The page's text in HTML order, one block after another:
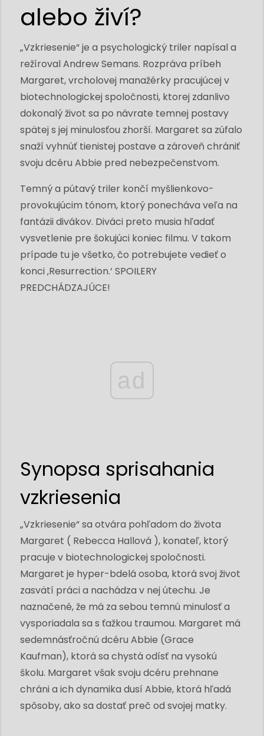
alebo živí?
„Vzkriesenie“ je a psychologický triler napísal a
režíroval Andrew Semans. Rozpráva príbeh
Margaret, vrcholovej manažérky pracujúcej v
biotechnologickej spoločnosti, ktorej zdanlivo
dokonalý život sa po návrate temnej postavy
spätej s jej minulosťou zhorší. Margaret sa zúfalo
snaží vyhnúť tienistej postave a zároveň chrániť
svoju dcéru Abbie pred nebezpečenstvom.
Temný a pútavý triler končí myšlienkovo-
provokujúcim tónom, ktorý ponecháva veľa na
fantázii divákov. Diváci preto musia hľadať
vysvetlenie pre šokujúci koniec filmu. V takom
prípade tu je všetko, čo potrebujete vedieť o
konci ‚Resurrection.‘ SPOILERY
PREDCHÁDZAJÚCE!
ad
Synopsa sprisahania
vzkriesenia
„Vzkriesenie“ sa otvára pohľadom do života
Margaret ( Rebecca Hallová ), konateľ, ktorý
pracuje v biotechnologickej spoločnosti.
Margaret je hyper-bdelá osoba, ktorá svoj život
zasvätí práci a nachádza v nej útechu. Je
naznačené, že má za sebou temnú minulosť a
vysporiadala sa s ťažkou traumou. Margaret má
sedemnásťročnú dcéru Abbie (Grace
Kaufman), ktorá sa chystá odísť na vysokú
školu. Margaret však svoju dcéru prehnane
chráni a ich dynamika dusí Abbie, ktorá hľadá
spôsoby, ako sa dostať preč od svojej matky.